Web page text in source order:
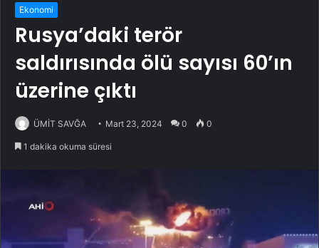
Ekonomi
Rusya’daki terör
saldırısında ölü sayısı 60’ın
üzerine çıktı
ÜMİT SAVĞA Mart 23, 2024 0 0
1 dakika okuma süresi